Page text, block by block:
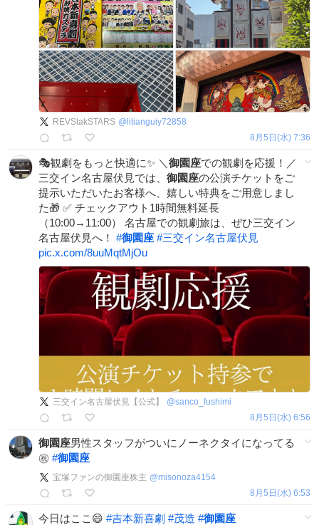
REVStakSTARS @ litianguiy72858
8月5日(水) 7:36
🎭観劇をもっと快適に✨ ＼ 御園座での観劇を応援！／
三交イン名古屋伏見では、 御園座の公演チケットをご
提示いただいたお客様へ、嬉しい特典をご用意しまし
た🎁 ✅ チェックアウト1時間無料延長
（10:00→11:00） 名古屋での観劇旅は、ぜひ三交イン
名古屋伏見へ！ #御園座 #三交イン名古屋伏見
pic.x.com/8uuMqtMjOu
三交イン名古屋伏見【公式】 @sanco_fushimi
8月5日(水) 6:56
御園座男性スタッフがついにノーネクタイになってる
㊗️ #御園座
宝塚ファンの御園座株主 @misonoza4154
8月5日(水) 6:53
今日はここ😄 #吉本新喜劇 #茂造 #御園座